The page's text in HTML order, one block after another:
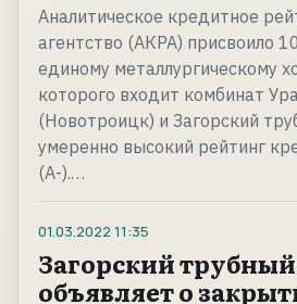
Аналитическое кредитное
агентство (АКРА) присвоило
единому металлургическому
которого входит комбинат
(Новотроицк) и Загорский
умеренно высокий рейтинг
(А-).…
01.03.2022 11:35
Загорский
объявляет о